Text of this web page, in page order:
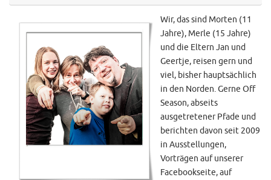
Wir, das sind Morten (11
Jahre), Merle (15 Jahre)
und die Eltern Jan und
Geertje, reisen gern und
viel, bisher hauptsächlich
in den Norden. Gerne Off
Season, abseits
ausgetretener Pfade und
berichten davon seit 2009
in Ausstellungen,
Vorträgen auf unserer
Facebookseite, auf